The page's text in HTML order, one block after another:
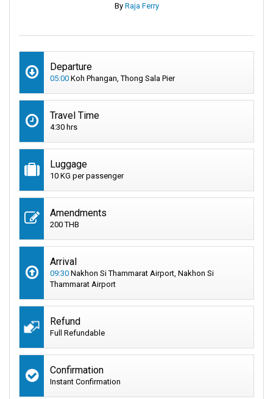
By Raja Ferry
Departure
05:00 Koh Phangan, Thong Sala Pier
Travel Time
4:30 hrs
Luggage
10 KG per passenger
Amendments
200 THB
Arrival
09:30 Nakhon Si Thammarat Airport, Nakhon Si
Thammarat Airport
Refund
Full Refundable
Confirmation
Instant Confirmation